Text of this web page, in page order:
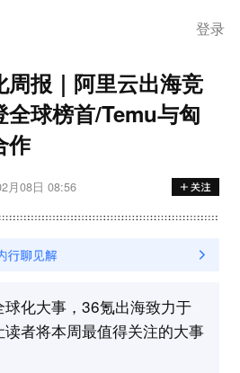
登录
周报｜阿里云出海竞
球榜首/Temu与匈
作
月08日 08:56
化大事，36氪出海致力于
者将本周最值得关注的大事